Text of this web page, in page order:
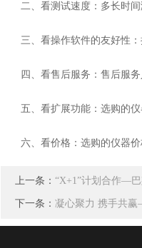
二、看测试速度：多长时间
三、看操作软件的友好性：
四、看售后服务：售后服务
五、看扩展功能：选购的仪
六、看价格：选购的仪器价
上一条： “X+1”计划合作—
下一条： 凝心聚力 携手共